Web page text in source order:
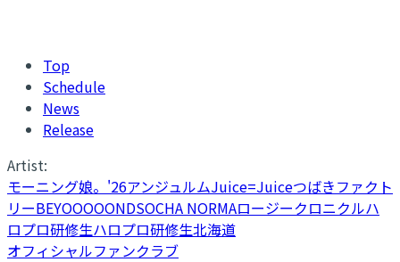
Top
Schedule
News
Release
Artist:
モーニング娘。'26アンジュルムJuice=Juiceつばきファクト
リーBEYOOOOONDSOCHA NORMAロージークロニクルハ
ロプロ研修生ハロプロ研修生北海道
オフィシャルファンクラブ